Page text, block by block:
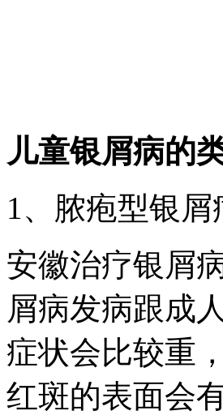
儿童银屑病的
1、脓疱型银屑
安徽治疗银屑
屑病发病跟成
症状会比较重
红斑的表面会